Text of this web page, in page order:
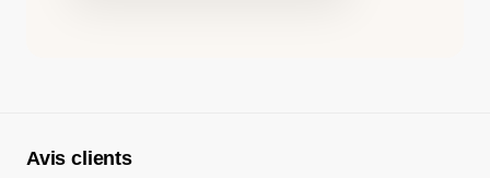
Avis clients